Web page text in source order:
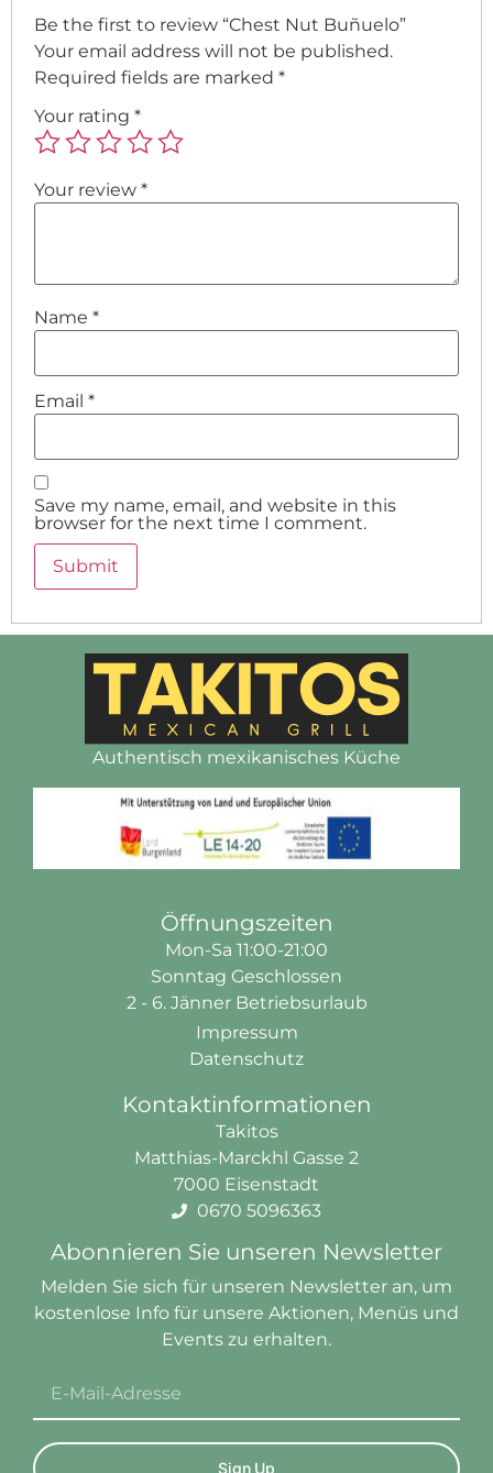
Be the first to review “Chest Nut Buñuelo”
Your email address will not be published.
Required fields are marked *
Your rating *
Your review *
Name *
Email *
Save my name, email, and website in this
browser for the next time I comment.
Authentisch mexikanisches Küche
Öffnungszeiten
Mon-Sa 11:00-21:00
Sonntag Geschlossen
2 - 6. Jänner Betriebsurlaub
Impressum
Datenschutz
Kontaktinformationen
Takitos
Matthias-Marckhl Gasse 2
7000 Eisenstadt
0670 5096363
Abonnieren Sie unseren Newsletter
Melden Sie sich für unseren Newsletter an, um
kostenlose Info für unsere Aktionen, Menüs und
Events zu erhalten.
Sign Up